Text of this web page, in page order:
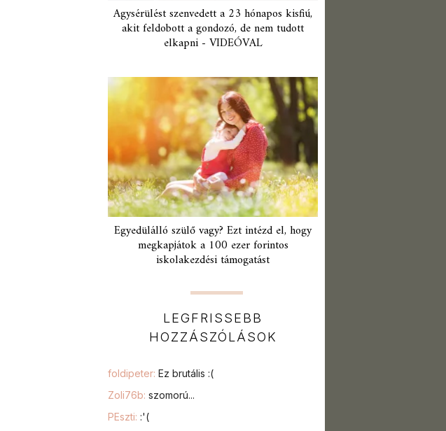
Agysérülést szenvedett a 23 hónapos kisfiú,
akit feldobott a gondozó, de nem tudott
elkapni - VIDEÓVAL
Egyedülálló szülő vagy? Ezt intézd el, hogy
megkapjátok a 100 ezer forintos
iskolakezdési támogatást
LEGFRISSEBB
HOZZÁSZÓLÁSOK
foldipeter: Ez brutális :(
Zoli76b: szomorú...
PEszti: :'(